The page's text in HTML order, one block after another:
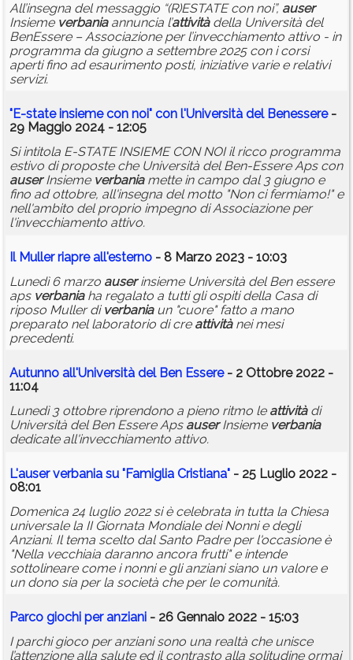
All’insegna del messaggio “(R)ESTATE con noi”, auser
Insieme verbaniaannuncia l’attivitàdella Università del
BenEssere – Associazione per l’invecchiamento attivo - in
programma da giugno a settembre 2025 con i corsi
aperti fino ad esaurimento posti, iniziative varie e relativi
servizi.
"E-state insieme con noi" con l'Università del Benessere-
29 Maggio 2024 - 12:05
Si intitola E-STATE INSIEME CON NOI il ricco programma
estivo di proposte che Università del Ben-Essere Aps con
auserInsieme verbaniamette in campo dal 3 giugno e
fino ad ottobre, all'insegna del motto "Non ci fermiamo!" e
nell'ambito del proprio impegno di Associazione per
l'invecchiamento attivo.
Il Muller riapre all'esterno - 8 Marzo 2023 - 10:03
Lunedì 6 marzo auserinsieme Università del Ben essere
aps verbaniaha regalato a tutti gli ospiti della Casa di
riposo Muller di verbaniaun "cuore" fatto a mano
preparato nel laboratorio di cre attivitànei mesi
precedenti.
Autunno all'Università del Ben Essere- 2 Ottobre 2022 -
11:04
Lunedì 3 ottobre riprendono a pieno ritmo le attivitàdi
Università del Ben Essere Aps auserInsieme verbania
dedicate all'invecchiamento attivo.
L'auser verbania su "Famiglia Cristiana" - 25 Luglio 2022 -
08:01
Domenica 24 luglio 2022 si è celebrata in tutta la Chiesa
universale la II Giornata Mondiale dei Nonni e degli
Anziani. Il tema scelto dal Santo Padre per l'occasione è
"Nella vecchiaia daranno ancora frutti" e intende
sottolineare come i nonni e gli anziani siano un valore e
un dono sia per la società che per le comunità.
Parco giochi per anziani - 26 Gennaio 2022 - 15:03
I parchi gioco per anziani sono una realtà che unisce
l’attenzione alla salute ed il contrasto alla solitudine ormai